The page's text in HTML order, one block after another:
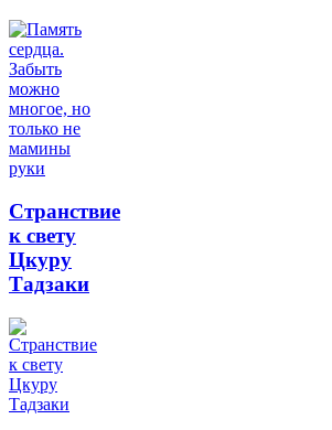
Странствие
к свету
Цкуру
Тадзаки